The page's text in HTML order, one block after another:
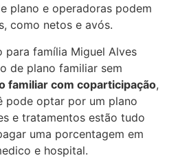
plano e operadoras podem
como netos e avós.
para família Miguel Alves
de plano familiar sem
familiar com coparticipação,
pode optar por um plano
e tratamentos estão tudo
uma porcentagem em
e hospital.